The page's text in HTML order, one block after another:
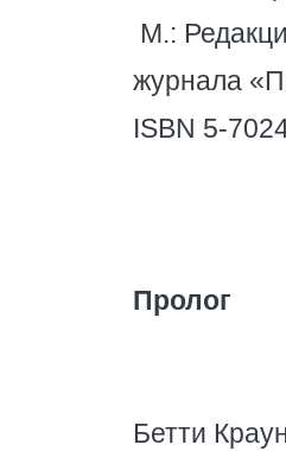
М.:
журнала
ISBN 5-
Пролог
Бетти